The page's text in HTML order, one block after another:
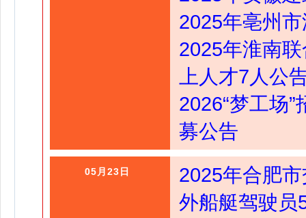
2025年亳州
2025年淮南
上人才7人公
2026“梦工场
募公告
05月23日
2025年合肥
外船艇驾驶员